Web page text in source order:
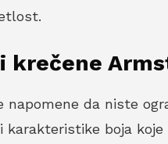
krečene
napomene da niste
karakteristike boja